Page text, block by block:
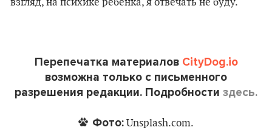
взгляд, на психике ребенка, я отвечать не буду.
Перепечатка материалов CityDog.io
возможна только с письменного
разрешения редакции. Подробности здесь.
Фото: Unsplash.com.